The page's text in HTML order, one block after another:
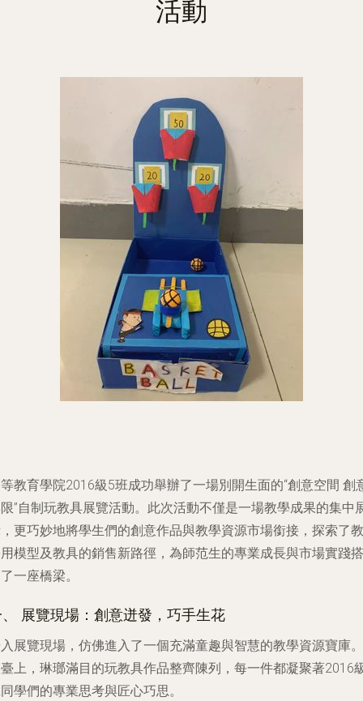
活動
教育學院2016級5班成功舉辦了一場別開生面的“創意空間 創
”自制玩教具展覽活動。此次活動不僅是一場教學成果的集中
更巧妙地將學生們的創意作品與教學資源市場銜接，探索了教
模型及教具的銷售新路徑，為師范生的專業成長與市場實踐搭
一座橋梁。
展覽現場：創意迸發，巧手生花
展覽現場，仿佛進入了一個充滿童趣與智慧的教學資源寶庫。
上，琳瑯滿目的玩教具作品整齊陳列，每一件都凝聚著2016
學們的專業思考與匠心巧思。